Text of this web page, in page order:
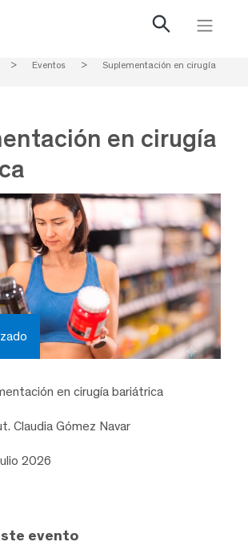
> Eventos >
Suplementación en cirugía
en cirugía
en cirugía bariátrica
Claudia Gómez Navar
2026
evento